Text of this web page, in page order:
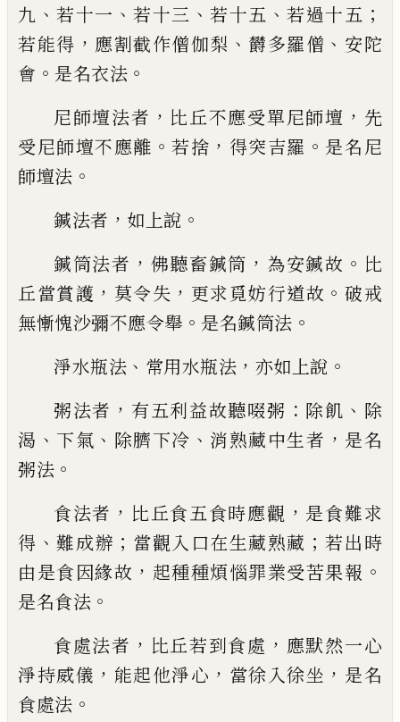
九 、若十一 、若十三 、若十五 、若過十五 ；
若能得 ， 應割截作僧伽梨 、 欝多羅僧 、 安陀
會 。 是名衣法 。
尼師壇法者 ， 比丘不應受單尼師壇 ， 先
受尼師壇不應離 。若捨 ， 得突吉羅 。 是名尼
師壇法 。
鍼法者 ， 如 上說 。
鍼筒法者 ， 佛聽畜鍼筒 ， 為安鍼故 。 比
丘當賞護 ， 莫令失 ， 更求覓妨行道故 。破戒
無慚愧沙彌不應令舉 。 是名鍼筒法 。
淨水瓶法 、 常用水瓶法 ， 亦如上說 。
粥法者 ， 有五利益故聽啜粥 ： 除飢 、 除
渴 、 下氣 、 除臍下冷 、 消熟藏中生者 ， 是名
粥法 。
食法者 ， 比丘食五食時應觀 ， 是食難求
得 、難成辦 ； 當觀入口在生藏熟藏 ； 若出時
由是食因緣故 ， 起種種煩惱罪業受苦果報 。
是名食法 。
食處法者 ， 比丘若到食處 ， 應默然一心
淨持威儀 ， 能起他淨心 ， 當徐入徐坐 ， 是名
食處法 。